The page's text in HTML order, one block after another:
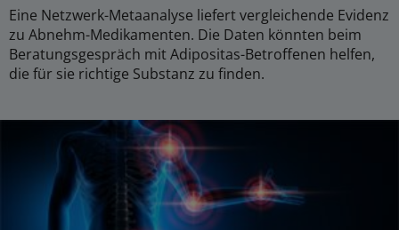
Eine Netzwerk-Metaanalyse liefert vergleichende Evidenz
zu Abnehm-Medikamenten. Die Daten könnten beim
Beratungsgespräch mit Adipositas-Betroffenen helfen,
die für sie richtige Substanz zu finden.